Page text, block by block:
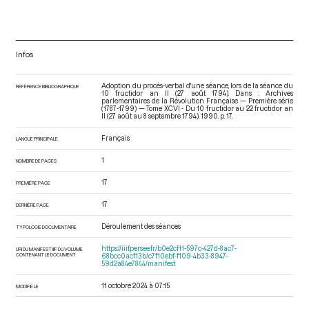
Infos
RÉFÉRENCE BIBLIOGRAPHIQUE
Adoption du procès-verbal d'une séance, lors de la séance du
10 fructidor an II (27 août 1794). Dans : Archives
parlementaires de la Révolution Française — Première série
(1787-1799) — Tome XCVI - Du 10 fructidor au 22 fructidor an
II (27 août au 8 septembre 1794) . 1990. p. 17.
LANGUE PRINCIPALE Français
NOMBRE DE PAGES 1
PREMIÈRE PAGE 17
DERNIÈRE PAGE 17
TYPOLOGIE DOCUMENTAIRE Déroulement des séances
URI DU MANIFEST IIIF DU VOLUME
CONTENANT LE DOCUMENT
https://iiif.persee.fr/b0e2cf11-597c-427d-8ac7-
68bcc0acf13b/c7f10ebf-f109-4b33-8947-
59d2a84e7844/manifest
MODIFIÉ LE 11 octobre 2024 à 07:15